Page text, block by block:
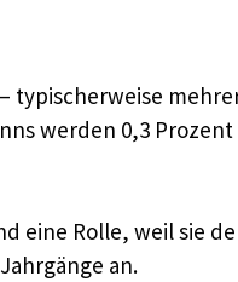
typischerweise
werden 0,3
eine Rolle, weil sie
an.